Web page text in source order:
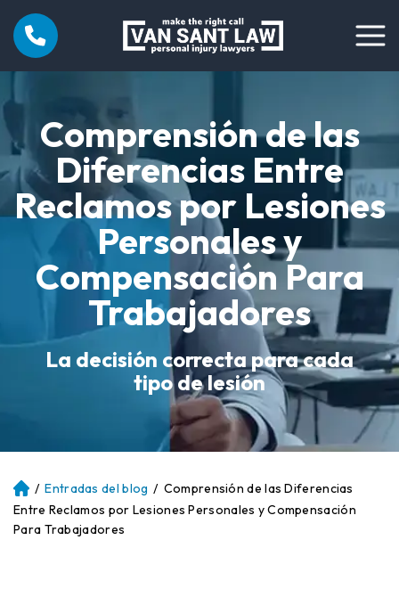
Comprensión de las
Diferencias Entre
Reclamos por Lesiones
Personales y
Compensación Para
Trabajadores
La decisión correcta para cada
tipo de lesión
Ini
ci
o
/ Entradas del blog / Comprensión de las Diferencias
Entre Reclamos por Lesiones Personales y Compensación
Para Trabajadores